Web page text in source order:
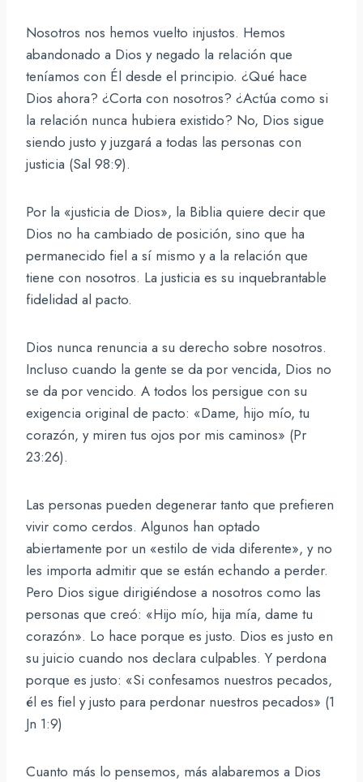
Nosotros nos hemos vuelto injustos. Hemos
abandonado a Dios y negado la relación que
teníamos con Él desde el principio. ¿Qué hace
Dios ahora? ¿Corta con nosotros? ¿Actúa como si
la relación nunca hubiera existido? No, Dios sigue
siendo justo y juzgará a todas las personas con
justicia (Sal 98:9).
Por la «justicia de Dios», la Biblia quiere decir que
Dios no ha cambiado de posición, sino que ha
permanecido fiel a sí mismo y a la relación que
tiene con nosotros. La justicia es su inquebrantable
fidelidad al pacto.
Dios nunca renuncia a su derecho sobre nosotros.
Incluso cuando la gente se da por vencida, Dios no
se da por vencido. A todos los persigue con su
exigencia original de pacto: «Dame, hijo mío, tu
corazón, y miren tus ojos por mis caminos» (Pr
23:26).
Las personas pueden degenerar tanto que prefieren
vivir como cerdos. Algunos han optado
abiertamente por un «estilo de vida diferente», y no
les importa admitir que se están echando a perder.
Pero Dios sigue dirigiéndose a nosotros como las
personas que creó: «Hijo mío, hija mía, dame tu
corazón». Lo hace porque es justo. Dios es justo en
su juicio cuando nos declara culpables. Y perdona
porque es justo: «Si confesamos nuestros pecados,
él es fiel y justo para perdonar nuestros pecados» (1
Jn 1:9)
Cuanto más lo pensemos, más alabaremos a Dios